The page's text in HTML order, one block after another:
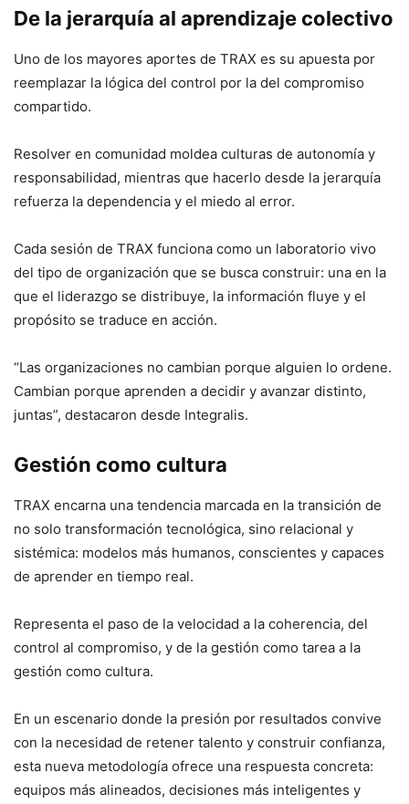
De la jerarquía al aprendizaje colectivo
Uno de los mayores aportes de TRAX es su apuesta por
reemplazar la lógica del control por la del compromiso
compartido.
Resolver en comunidad moldea culturas de autonomía y
responsabilidad, mientras que hacerlo desde la jerarquía
refuerza la dependencia y el miedo al error.
Cada sesión de TRAX funciona como un laboratorio vivo
del tipo de organización que se busca construir: una en la
que el liderazgo se distribuye, la información fluye y el
propósito se traduce en acción.
“Las organizaciones no cambian porque alguien lo ordene.
Cambian porque aprenden a decidir y avanzar distinto,
juntas”, destacaron desde Integralis.
Gestión como cultura
TRAX encarna una tendencia marcada en la transición de
no solo transformación tecnológica, sino relacional y
sistémica: modelos más humanos, conscientes y capaces
de aprender en tiempo real.
Representa el paso de la velocidad a la coherencia, del
control al compromiso, y de la gestión como tarea a la
gestión como cultura.
En un escenario donde la presión por resultados convive
con la necesidad de retener talento y construir confianza,
esta nueva metodología ofrece una respuesta concreta:
equipos más alineados, decisiones más inteligentes y